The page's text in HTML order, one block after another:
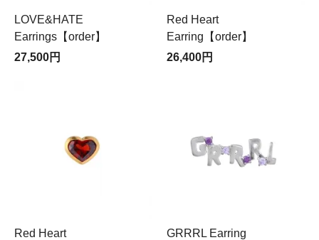
LOVE&HATE
Earrings【order】
27,500円
Red Heart
Earring【order】
26,400円
Red Heart
GRRRL Earring